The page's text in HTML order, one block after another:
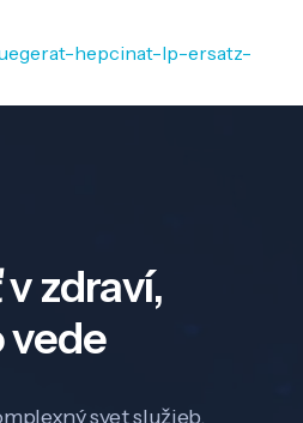
hepcinat-lp-ersatz-
zdraví,
vede
svet služieb,